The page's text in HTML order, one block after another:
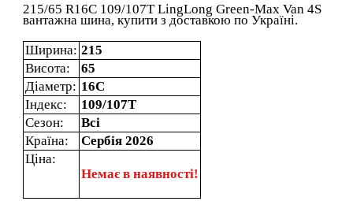
215/65 R16C 109/107T LingLong Green-Max Van 4S
вантажна шина, купити з доставкою по Україні.
Ширина: 215
Висота:
65
Діаметр: 16C
Індекс:
109/107T
Сезон:
Всі
Країна:
Сербія 2026
Ціна:
Немає в наявності!